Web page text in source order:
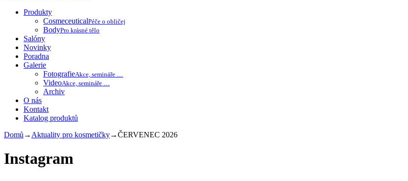
Produkty
CosmeceuticalPéče o obličej
BodyPro krásné tělo
Salóny
Novinky
Poradna
Galerie
FotografieAkce, semináře …
VideoAkce, semináře …
Archiv
O nás
Kontakt
Katalog produktů
Domů → Aktuality pro kosmetičky→ČERVENEC 2026
Instagram